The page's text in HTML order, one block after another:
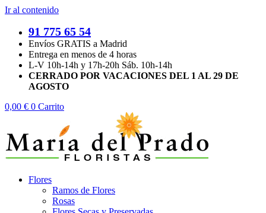
Ir al contenido
91 775 65 54
Envíos GRATIS a Madrid
Entrega en menos de 4 horas
L-V 10h-14h y 17h-20h Sáb. 10h-14h
CERRADO POR VACACIONES DEL 1 AL 29 DE
AGOSTO
0,00 € 0 Carrito
Flores
Ramos de Flores
Rosas